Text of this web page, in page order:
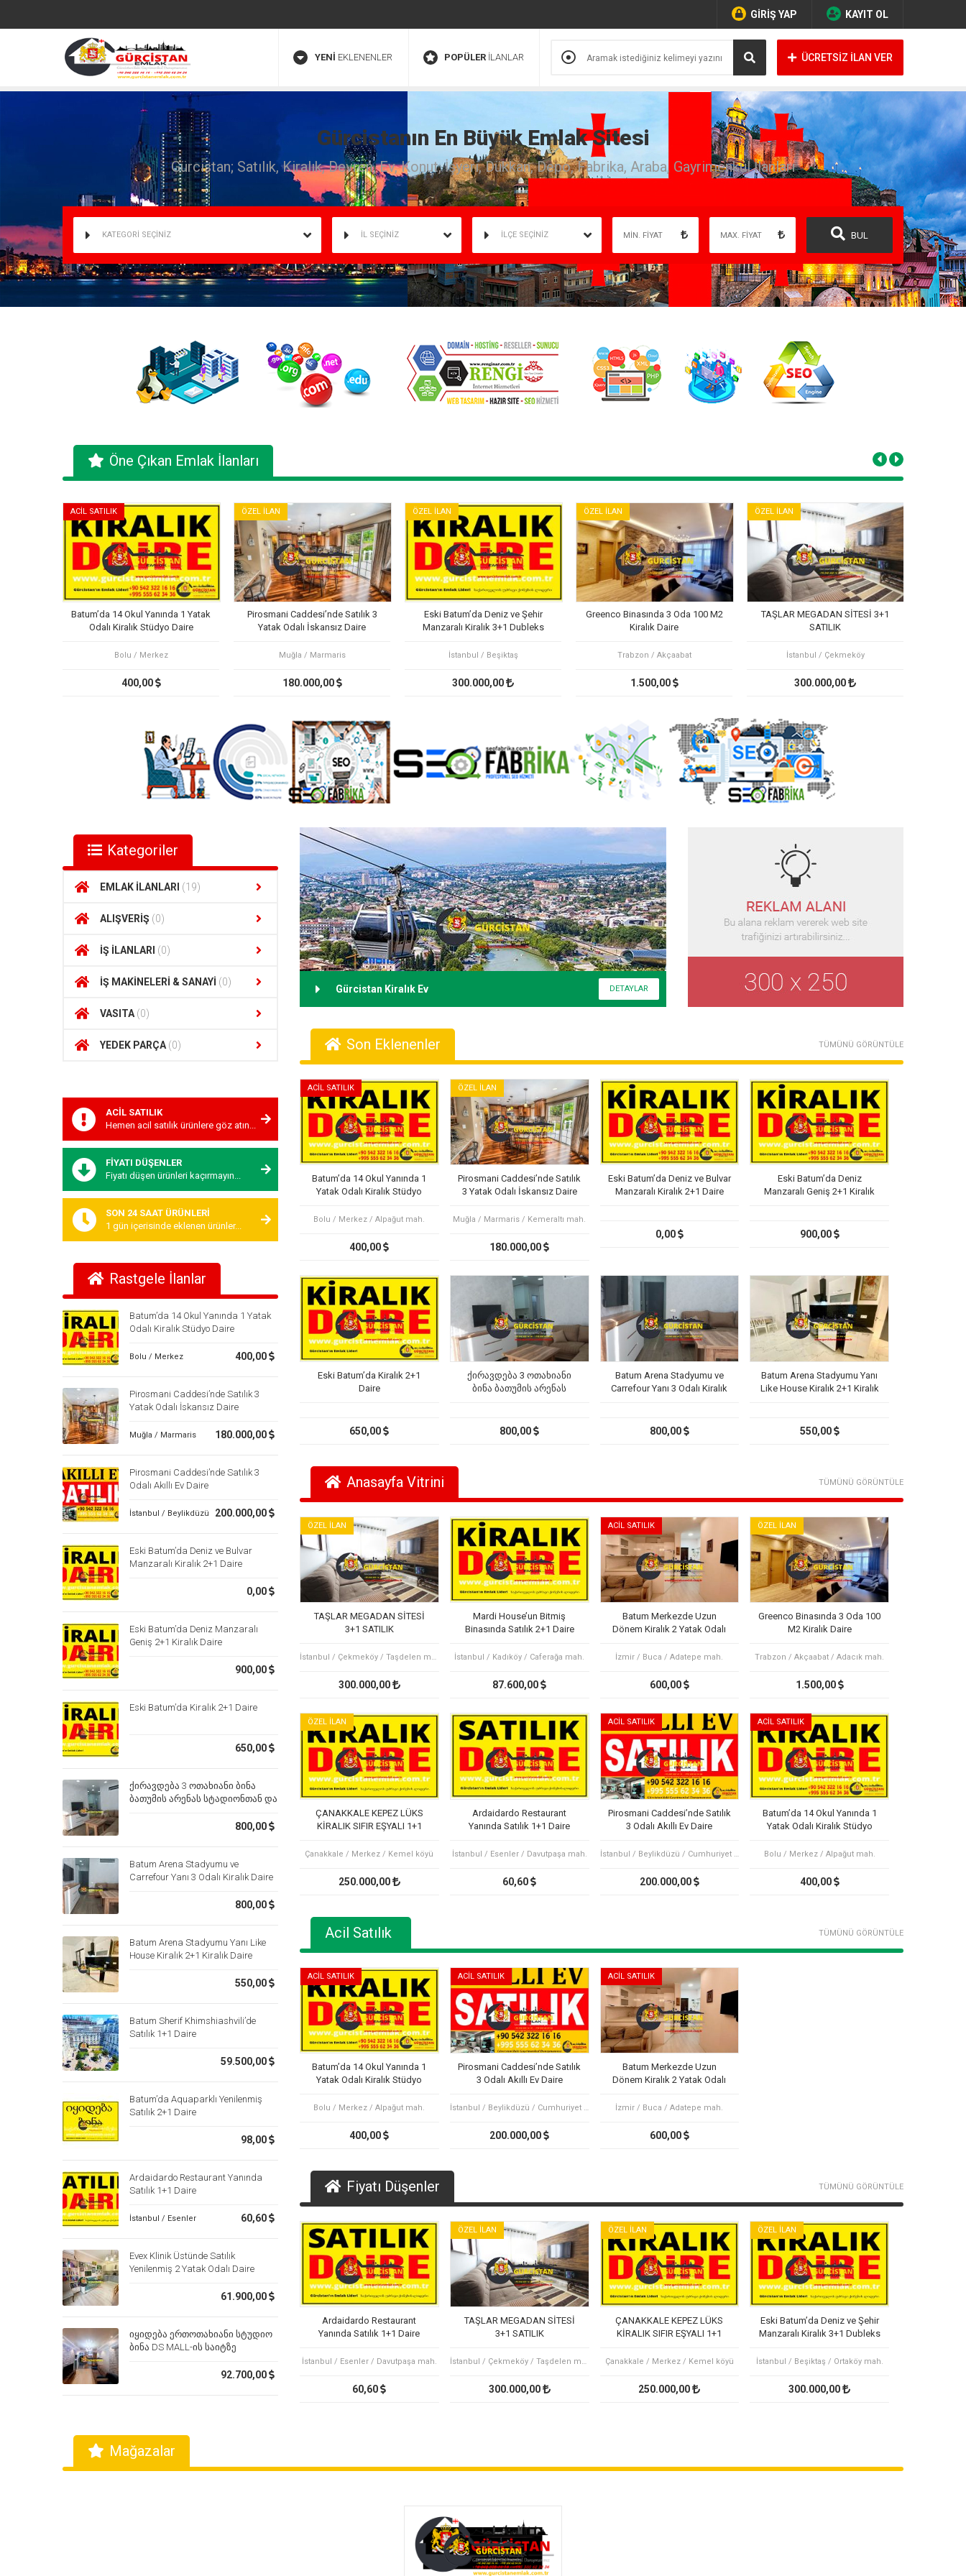
GİRİŞ YAP KAYIT OL
YENİ EKLENENLER POPÜLERİLANLAR ÜCRETSİZ İLAN VER
Gürcistanın En Büyük Emlak Sitesi
Gürcistan; Satılık, Kiralık, Devren, Ev, Konut, İşyeri, Dükkan, Depo, Fabrika, Araba, Gayrimenkul İlanları
KATEGORİ SEÇİNİZ İL SEÇİNİZ İLÇE SEÇİNİZ BUL
Öne Çıkan Emlak İlanları
ACİL SATILIK
Batum’da 14 Okul Yanında 1 Yatak
Odalı Kiralık Stüdyo Daire
Bolu / Merkez
400,00
ÖZEL İLAN
Pirosmani Caddesi’nde Satılık 3
Yatak Odalı İskansız Daire
Muğla / Marmaris
180.000,00
ÖZEL İLAN
Eski Batum’da Deniz ve Şehir
Manzaralı Kiralık 3+1 Dubleks
İstanbul / Beşiktaş
300.000,00
ÖZEL İLAN
Greenco Binasında 3 Oda 100 M2
Kiralık Daire
Trabzon / Akçaabat
1.500,00
ÖZEL İLAN
TAŞLAR MEGADAN SİTESİ 3+1
SATILIK
İstanbul / Çekmeköy
300.000,00
Kategoriler
EMLAK İLANLARI (19)
ALIŞVERİŞ (0)
İŞ İLANLARI (0)
İŞ MAKİNELERİ & SANAYİ (0)
VASITA (0)
YEDEK PARÇA (0)
ACİL SATILIK
Hemen acil satılık ürünlere göz atın...
FİYATI DÜŞENLER
Fiyatı düşen ürünleri kaçırmayın...
SON 24 SAAT ÜRÜNLERİ
1 gün içerisinde eklenen ürünler...
Rastgele İlanlar
Batum’da 14 Okul Yanında 1 Yatak
Odalı Kiralık Stüdyo Daire
Bolu / Merkez 400,00
Pirosmani Caddesi’nde Satılık 3
Yatak Odalı İskansız Daire
Muğla / Marmaris 180.000,00
Pirosmani Caddesi’nde Satılık 3
Odalı Akıllı Ev Daire
İstanbul / Beylikdüzü 200.000,00
Eski Batum’da Deniz ve Bulvar
Manzaralı Kiralık 2+1 Daire
0,00
Eski Batum’da Deniz Manzaralı
Geniş 2+1 Kiralık Daire
900,00
Eski Batum’da Kiralık 2+1 Daire
650,00
ქირავდება 3 ოთახიანი ბინა
ბათუმის არენას სტადიონთან და
800,00
Batum Arena Stadyumu ve
Carrefour Yanı 3 Odalı Kiralık Daire
800,00
Batum Arena Stadyumu Yanı Like
House Kiralık 2+1 Kiralık Daire
550,00
Batum Sherif Khimshiashvili’de
Satılık 1+1 Daire
59.500,00
Batum’da Aquaparklı Yenilenmiş
Satılık 2+1 Daire
98,00
Ardaidardo Restaurant Yanında
Satılık 1+1 Daire
İstanbul / Esenler 60,60
Evex Klinik Üstünde Satılık
Yenilenmiş 2 Yatak Odalı Daire
61.900,00
იყიდება ერთოთახიანი სტუდიო
ბინა DS MALL-ის საიტზე
92.700,00
Gürcistan Kiralık Ev
Son Eklenenler TÜMÜNÜ GÖRÜNTÜLE
ACİL SATILIK
Batum’da 14 Okul Yanında 1
Yatak Odalı Kiralık Stüdyo
Bolu / Merkez / Alpağut mah.
400,00
ÖZEL İLAN
Pirosmani Caddesi’nde Satılık
3 Yatak Odalı İskansız Daire
Muğla / Marmaris / Kemeraltı mah.
180.000,00
Eski Batum’da Deniz ve Bulvar
Manzaralı Kiralık 2+1 Daire
0,00
Eski Batum’da Deniz
Manzaralı Geniş 2+1 Kiralık
900,00
Eski Batum’da Kiralık 2+1
Daire
650,00
ქირავდება 3 ოთახიანი
ბინა ბათუმის არენას
800,00
Batum Arena Stadyumu ve
Carrefour Yanı 3 Odalı Kiralık
800,00
Batum Arena Stadyumu Yanı
Like House Kiralık 2+1 Kiralık
550,00
Anasayfa Vitrini TÜMÜNÜ GÖRÜNTÜLE
ÖZEL İLAN
TAŞLAR MEGADAN SİTESİ
3+1 SATILIK
İstanbul / Çekmeköy / Taşdelen mah.
300.000,00
Mardi House’un Bitmiş
Binasında Satılık 2+1 Daire
İstanbul / Kadıköy / Caferağa mah.
87.600,00
ACİL SATILIK
Batum Merkezde Uzun
Dönem Kiralık 2 Yatak Odalı
İzmir / Buca / Adatepe mah.
600,00
ÖZEL İLAN
Greenco Binasında 3 Oda 100
M2 Kiralık Daire
Trabzon / Akçaabat / Adacık mah.
1.500,00
ÖZEL İLAN
ÇANAKKALE KEPEZ LÜKS
KİRALIK SIFIR EŞYALI 1+1
Çanakkale / Merkez / Kemel köyü
250.000,00
Ardaidardo Restaurant
Yanında Satılık 1+1 Daire
İstanbul / Esenler / Davutpaşa mah.
60,60
ACİL SATILIK
Pirosmani Caddesi’nde Satılık
3 Odalı Akıllı Ev Daire
200.000,00
ACİL SATILIK
Batum’da 14 Okul Yanında 1
Yatak Odalı Kiralık Stüdyo
Bolu / Merkez / Alpağut mah.
400,00
Acil Satılık TÜMÜNÜ GÖRÜNTÜLE
ACİL SATILIK
Batum’da 14 Okul Yanında 1
Yatak Odalı Kiralık Stüdyo
Bolu / Merkez / Alpağut mah.
400,00
ACİL SATILIK
Pirosmani Caddesi’nde Satılık
3 Odalı Akıllı Ev Daire
İstanbul / Beylikdüzü / Cumhuriyet mah.
200.000,00
ACİL SATILIK
Batum Merkezde Uzun
Dönem Kiralık 2 Yatak Odalı
İzmir / Buca / Adatepe mah.
600,00
Fiyatı Düşenler TÜMÜNÜ GÖRÜNTÜLE
Ardaidardo Restaurant
Yanında Satılık 1+1 Daire
İstanbul / Esenler / Davutpaşa mah.
60,60
ÖZEL İLAN
TAŞLAR MEGADAN SİTESİ
3+1 SATILIK
İstanbul / Çekmeköy / Taşdelen mah.
300.000,00
ÖZEL İLAN
ÇANAKKALE KEPEZ LÜKS
KİRALIK SIFIR EŞYALI 1+1
Çanakkale / Merkez / Kemel köyü
250.000,00
ÖZEL İLAN
Eski Batum’da Deniz ve Şehir
Manzaralı Kiralık 3+1 Dubleks
İstanbul / Beşiktaş / Ortaköy mah.
300.000,00
Mağazalar